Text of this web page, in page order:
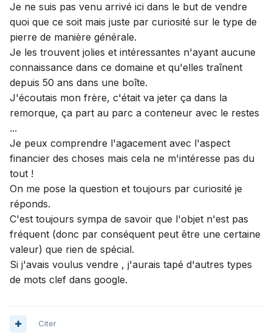
Je ne suis pas venu arrivé ici dans le but de vendre
quoi que ce soit mais juste par curiosité sur le type de
pierre de manière générale.
Je les trouvent jolies et intéressantes n'ayant aucune
connaissance dans ce domaine et qu'elles traînent
depuis 50 ans dans une boîte.
J'écoutais mon frère, c'était va jeter ça dans la
remorque, ça part au parc a conteneur avec le restes
...
Je peux comprendre l'agacement avec l'aspect
financier des choses mais cela ne m'intéresse pas du
tout !
On me pose la question et toujours par curiosité je
réponds.
C'est toujours sympa de savoir que l'objet n'est pas
fréquent (donc par conséquent peut être une certaine
valeur) que rien de spécial.
Si j'avais voulus vendre , j'aurais tapé d'autres types
de mots clef dans google.
Citer